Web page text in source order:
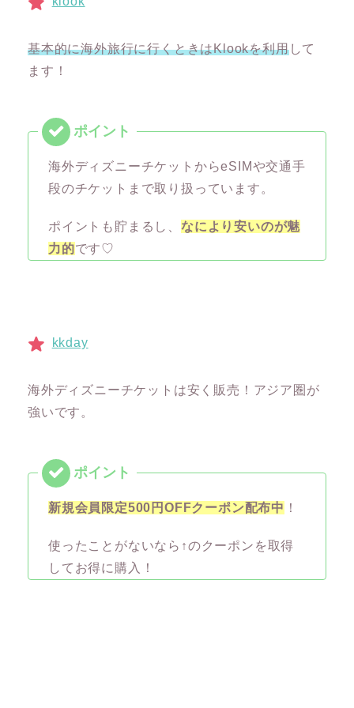
基本的に海外旅行に行くときはKlookを利用して
ます！
海外ディズニーチケットからeSIMや交通手
段のチケットまで取り扱っています。
ポイントも貯まるし、 なにより安いのが魅
力的です♡
kkday
海外ディズニーチケットは安く販売！アジア圏が
強いです。
新規会員限定500円OFFクーポン配布中 ！
使ったことがないなら↑のクーポンを取得
してお得に購入！